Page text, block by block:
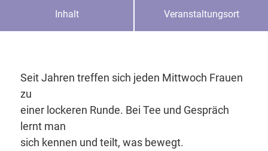
Inhalt Veranstaltungsort
Seit Jahren treffen sich jeden Mittwoch Frauen
zu
einer lockeren Runde. Bei Tee und Gespräch
lernt man
sich kennen und teilt, was bewegt.